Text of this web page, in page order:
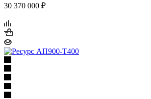
30 370 000 ₽